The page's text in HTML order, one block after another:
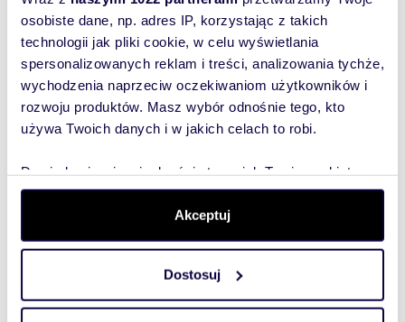
osobiste dane, np. adres IP, korzystając z takich
technologii jak pliki cookie, w celu wyświetlania
spersonalizowanych reklam i treści, analizowania tychże,
wychodzenia naprzeciw oczekiwaniom użytkowników i
rozwoju produktów. Masz wybór odnośnie tego, kto
używa Twoich danych i w jakich celach to robi.
Dowiedz się więcej odnośnie tego, jak Twoje osobiste
dane są przetwarzane oraz ustaw własne preferencje w
. W Deklaracji plików cookie możesz
zmienić lub wycofać swoją zgodę w dowolnej chwili.
Wykorzystujemy pliki cookie do spersonalizowania treści
i reklam, aby oferować funkcje społecznościowe i
Akceptuj
Dostosuj